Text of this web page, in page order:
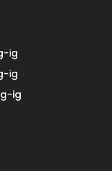
ig
ig
ig